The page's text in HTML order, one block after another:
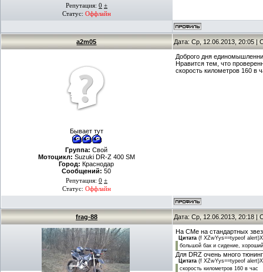
Репутация: 0 ±
Статус: Оффлайн
a2m05 Дата: Ср, 12.06.2013, 20:05 |
Бывает тут
Группа: Свой
Мотоцикл: Suzuki DR-Z 400 SM
Город: Краснодар
Сообщений: 50
Репутация: 0 ±
Статус: Оффлайн
Доброго дня
Нравится тем, что
скорость километров 160 в
frag-88 Дата: Ср, 12.06.2013, 20:18 |
На СМе на стандартных
Цитата (f XZwYys==typeof
большой бак и сидение,
Для DRZ очень много
Цитата (f XZwYys==typeof
скорость километров 160 в час